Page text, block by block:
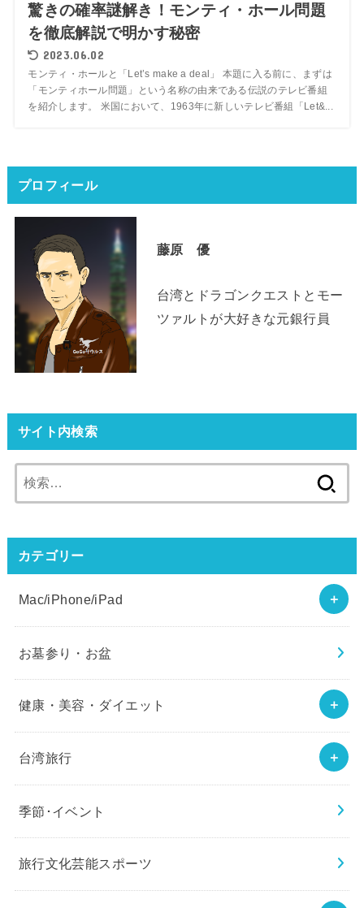
驚きの確率謎解き！モンティ・ホール問題
を徹底解説で明かす秘密
2023.06.02
モンティ・ホールと「Let’s make a deal」 本題に入る前に、まずは
「モンティホール問題」という名称の由来である伝説のテレビ番組
を紹介します。 米国において、1963年に新しいテレビ番組「Let&...
プロフィール
藤原 優
台湾とドラゴンクエストとモー
ツァルトが大好きな元銀行員
サイト内検索
索:
カテゴリー
Mac/iPhone/iPad
お墓参り・お盆
健康・美容・ダイエット
台湾旅行
季節･イベント
旅行文化芸能スポーツ